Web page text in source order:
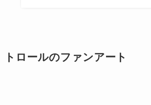
トロールのファンアート